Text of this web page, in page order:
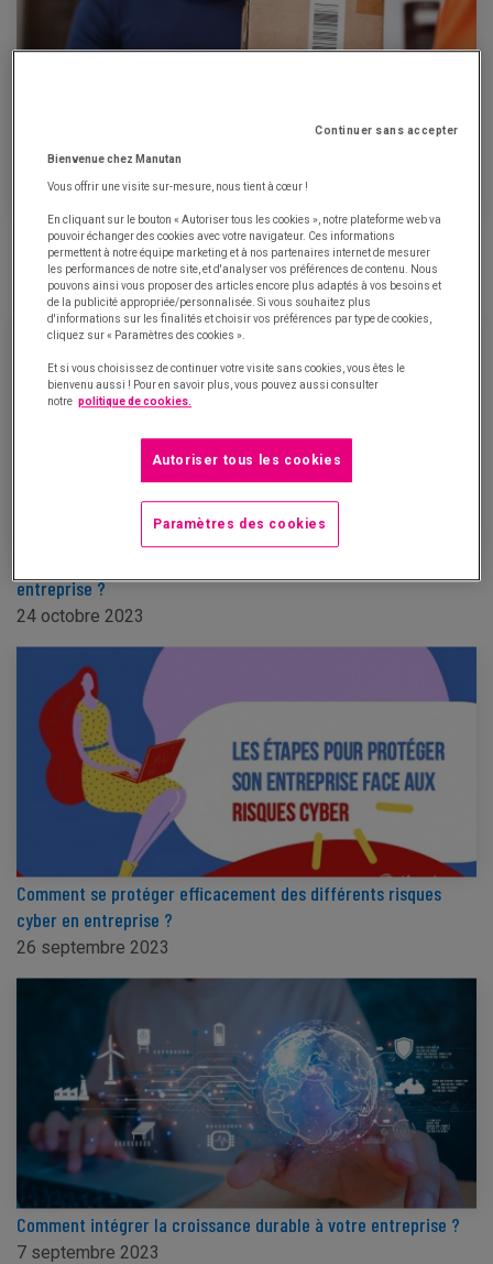
Qu’est-ce que la logistique inverse et comment l’optimiser pour
réduire vos coûts ?
5 décembre 2023
entreprise ?
24 octobre 2023
Comment se protéger efficacement des différents risques
cyber en entreprise ?
26 septembre 2023
Comment intégrer la croissance durable à votre entreprise ?
7 septembre 2023
Continuer sans accepter
Bienvenue chez Manutan
Vous offrir une visite sur-mesure, nous tient à cœur !
En cliquant sur le bouton « Autoriser tous les cookies », notre plateforme web va
pouvoir échanger des cookies avec votre navigateur. Ces informations
permettent à notre équipe marketing et à nos partenaires internet de mesurer
les performances de notre site, et d'analyser vos préférences de contenu. Nous
pouvons ainsi vous proposer des articles encore plus adaptés à vos besoins et
de la publicité appropriée/personnalisée. Si vous souhaitez plus
d'informations sur les finalités et choisir vos préférences par type de cookies,
cliquez sur « Paramètres des cookies ».
Et si vous choisissez de continuer votre visite sans cookies, vous êtes le
bienvenu aussi ! Pour en savoir plus, vous pouvez aussi consulter
notre politique de cookies.
Autoriser tous les cookies
Paramètres des cookies